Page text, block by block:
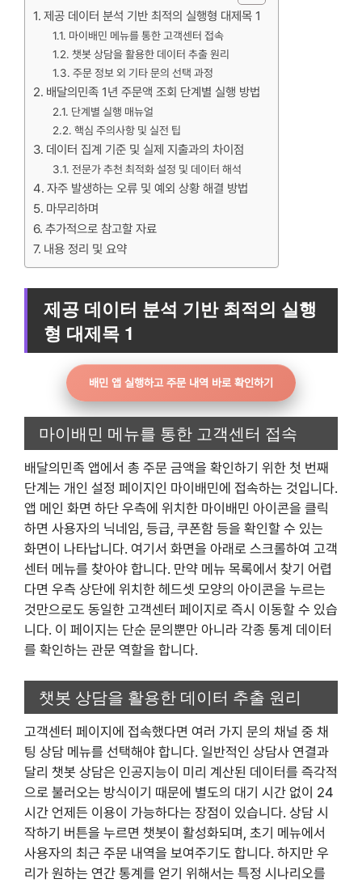
제공 데이터 분석 기반 최적의 실행형 대제목 1
마이배민 메뉴를 통한 고객센터 접속
챗봇 상담을 활용한 데이터 추출 원리
주문 정보 외 기타 문의 선택 과정
배달의민족 1년 주문액 조회 단계별 실행 방법
단계별 실행 매뉴얼
핵심 주의사항 및 실전 팁
데이터 집계 기준 및 실제 지출과의 차이점
전문가 추천 최적화 설정 및 데이터 해석
자주 발생하는 오류 및 예외 상황 해결 방법
마무리하며
추가적으로 참고할 자료
내용 정리 및 요약
제공 데이터 분석 기반 최적의 실행
형 대제목 1
배민 앱 실행하고 주문 내역 바로 확인하기
마이배민 메뉴를 통한 고객센터 접속
배달의민족 앱에서 총 주문 금액을 확인하기 위한 첫 번째
단계는 개인 설정 페이지인 마이배민에 접속하는 것입니다.
앱 메인 화면 하단 우측에 위치한 마이배민 아이콘을 클릭
하면 사용자의 닉네임, 등급, 쿠폰함 등을 확인할 수 있는
화면이 나타납니다. 여기서 화면을 아래로 스크롤하여 고객
센터 메뉴를 찾아야 합니다. 만약 메뉴 목록에서 찾기 어렵
다면 우측 상단에 위치한 헤드셋 모양의 아이콘을 누르는
것만으로도 동일한 고객센터 페이지로 즉시 이동할 수 있습
니다. 이 페이지는 단순 문의뿐만 아니라 각종 통계 데이터
를 확인하는 관문 역할을 합니다.
챗봇 상담을 활용한 데이터 추출 원리
고객센터 페이지에 접속했다면 여러 가지 문의 채널 중 채
팅 상담 메뉴를 선택해야 합니다. 일반적인 상담사 연결과
달리 챗봇 상담은 인공지능이 미리 계산된 데이터를 즉각적
으로 불러오는 방식이기 때문에 별도의 대기 시간 없이 24
시간 언제든 이용이 가능하다는 장점이 있습니다. 상담 시
작하기 버튼을 누르면 챗봇이 활성화되며, 초기 메뉴에서
사용자의 최근 주문 내역을 보여주기도 합니다. 하지만 우
리가 원하는 연간 통계를 얻기 위해서는 특정 시나리오를